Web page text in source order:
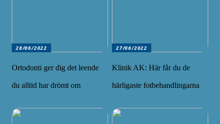
28/06/2022
Ortodonti ger dig det leende
du alltid har drömt om
27/06/2022
Klinik AK: Här får du de
härligaste fotbehandlingarna